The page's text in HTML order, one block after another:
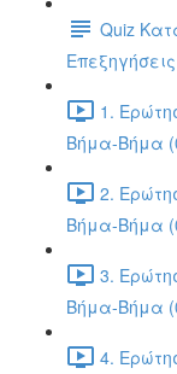
Quiz
Επεξηγήσεις
1.
Βήμα-Βήμα
2.
Βήμα-Βήμα
3.
Βήμα-Βήμα
4.